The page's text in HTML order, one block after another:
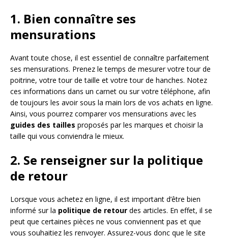
1. Bien connaître ses
mensurations
Avant toute chose, il est essentiel de connaître parfaitement
ses mensurations. Prenez le temps de mesurer votre tour de
poitrine, votre tour de taille et votre tour de hanches. Notez
ces informations dans un carnet ou sur votre téléphone, afin
de toujours les avoir sous la main lors de vos achats en ligne.
Ainsi, vous pourrez comparer vos mensurations avec les
guides des tailles proposés par les marques et choisir la
taille qui vous conviendra le mieux.
2. Se renseigner sur la politique
de retour
Lorsque vous achetez en ligne, il est important d’être bien
informé sur la politique de retour des articles. En effet, il se
peut que certaines pièces ne vous conviennent pas et que
vous souhaitiez les renvoyer. Assurez-vous donc que le site